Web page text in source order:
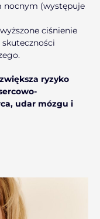
nocnym (występuje
ciśnienie
ryzyko
udar mózgu i